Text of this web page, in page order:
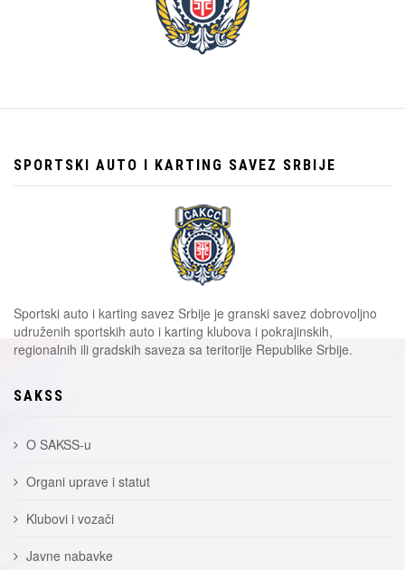
SPORTSKI AUTO I KARTING SAVEZ SRBIJE
Sportski auto i karting savez Srbije je granski savez dobrovoljno
udruženih sportskih auto i karting klubova i pokrajinskih,
regionalnih ili gradskih saveza sa teritorije Republike Srbije.
SAKSS
O SAKSS-u
Organi uprave i statut
Klubovi i vozači
Javne nabavke